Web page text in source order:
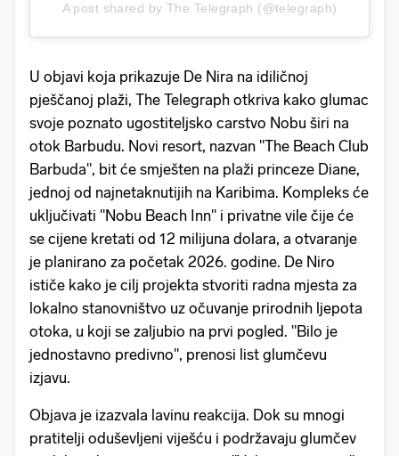
A post shared by The Telegraph (@telegraph)
U objavi koja prikazuje De Nira na idiličnoj
pješčanoj plaži, The Telegraph otkriva kako glumac
svoje poznato ugostiteljsko carstvo Nobu širi na
otok Barbudu. Novi resort, nazvan "The Beach Club
Barbuda", bit će smješten na plaži princeze Diane,
jednoj od najnetaknutijih na Karibima. Kompleks će
uključivati "Nobu Beach Inn" i privatne vile čije će
se cijene kretati od 12 milijuna dolara, a otvaranje
je planirano za početak 2026. godine. De Niro
ističe kako je cilj projekta stvoriti radna mjesta za
lokalno stanovništvo uz očuvanje prirodnih ljepota
otoka, u koji se zaljubio na prvi pogled. "Bilo je
jednostavno predivno", prenosi list glumčevu
izjavu.
Objava je izazvala lavinu reakcija. Dok su mnogi
pratitelji oduševljeni viješću i podržavaju glumčev